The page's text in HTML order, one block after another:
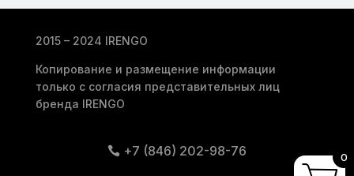
2015 – 2024 IRENGO
Копирование и размещение информации
только с согласия представительных лиц
бренда IRENGO
+7 (846) 202-98-76 0